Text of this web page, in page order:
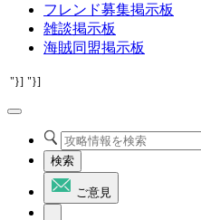
フレンド募集掲示板
雑談掲示板
海賊同盟掲示板
"}] "}]
検索
ご意見